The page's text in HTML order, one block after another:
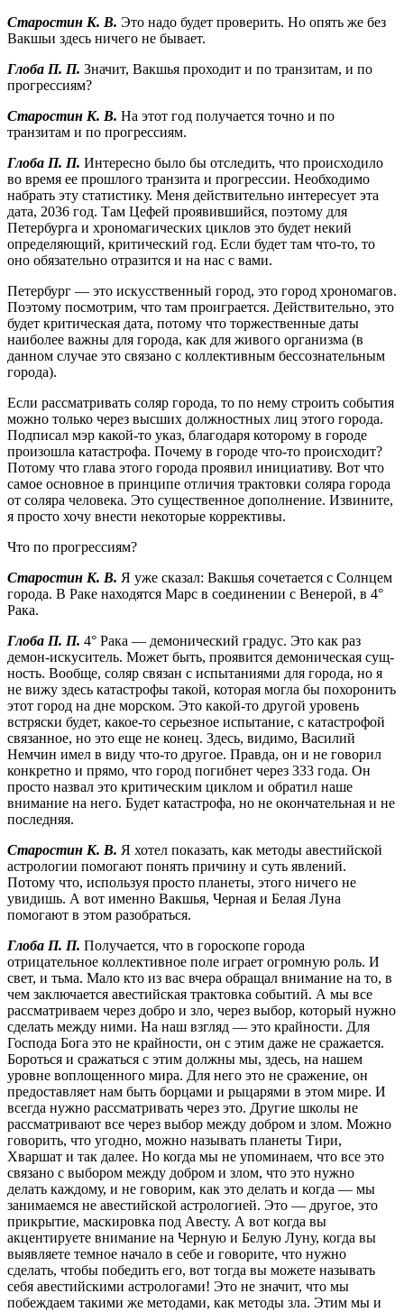
Старостин К. В. Это надо будет проверить. Но опять же без
Вакшьи здесь ничего не бывает.
Глоба П. П. Значит, Вакшья проходит и по транзитам, и по
прогрессиям?
Старостин К. В. На этот год получается точно и по
транзитам и по прогрессиям.
Глоба П. П. Интересно было бы отследить, что происходило
во время ее прошлого транзита и прогрессии. Необходимо
набрать эту статистику. Меня действительно интересует эта
дата, 2036 год. Там Цефей проявившийся, поэтому для
Петербур­га и хрономагических циклов это будет некий
определяющий, критический год. Если будет там что-то, то
оно обязательно от­разится и на нас с вами.
Петербург — это искусственный город, это город хрономагов.
Поэтому посмотрим, что там проиграется. Действительно, это
будет критическая дата, потому что торжественные даты
наиболее важны для города, как для живого организма (в
данном случае это связано с коллективным бессознательным
города).
Если рассматривать соляр города, то по нему строить события
можно только через высших должностных лиц этого города.
Подписал мэр какой-то указ, благодаря которому в городе
произошла катастрофа. Почему в городе что-то происходит?
Потому что глава этого города проявил инициативу. Вот что
самое основное в принципе отличия трактовки соляра города
от соляра человека. Это существенное дополнение. Извините,
я просто хочу внести некоторые коррективы.
Что по прогрессиям?
Старостин К. В. Я уже сказал: Вакшья сочетается с Солнцем
города. В Раке находятся Марс в соединении с Венерой, в 4°
Рака.
Глоба П. П. 4° Рака — демонический градус. Это как раз
демон-искуситель. Может быть, проявится демоническая сущ­
ность. Вообще, соляр связан с испытаниями для города, но я
не вижу здесь катастрофы такой, которая могла бы похоронить
этот город на дне морском. Это какой-то другой уровень
встряски будет, какое-то серьезное испытание, с катастрофой
связан­ное, но это еще не конец. Здесь, видимо, Василий
Немчин имел в виду что-то другое. Правда, он и не говорил
конкретно и прямо, что город погибнет через 333 года. Он
просто назвал это критическим циклом и обратил наше
внимание на него. Будет катастрофа, но не окончательная и не
последняя.
Старостин К. В. Я хотел показать, как методы авестийской
астрологии помогают понять причину и суть явлений.
Потому что, используя просто планеты, этого ничего не
увидишь. А вот именно Вакшья, Черная и Белая Луна
помогают в этом разобраться.
Глоба П. П. Получается, что в гороскопе города
отрицательное коллективное поле играет огромную роль. И
свет, и тьма. Мало кто из вас вчера обращал внимание на то, в
чем заключается авестийская трактовка событий. А мы все
рассмат­риваем через добро и зло, через выбор, который нужно
сделать между ними. На наш взгляд — это крайности. Для
Господа Бога это не крайности, он с этим даже не сражается.
Бороться и сражаться с этим должны мы, здесь, на нашем
уровне воплощенного мира. Для него это не сражение, он
предоставляет нам быть борцами и рыцарями в этом мире. И
всегда нужно рассматривать через это. Другие школы не
рассматривают все через выбор между добром и злом. Можно
говорить, что угодно, можно называть планеты Тири,
Хваршат и так далее. Но когда мы не упоминаем, что все это
связано с выбором между добром и злом, что это нужно
делать каждому, и не говорим, как это делать и когда — мы
занимаемся не авестийской астрологией. Это — другое, это
прикрытие, маскировка под Авесту. А вот когда вы
акцентируете внимание на Черную и Белую Луну, когда вы
выявляете темное начало в себе и говорите, что нужно
сделать, чтобы победить его, вот тогда вы можете называть
себя авестийскими астрологами! Это не значит, что мы
побеждаем такими же методами, как методы зла. Этим мы и